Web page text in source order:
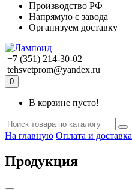
Производство РФ
Напрямую с завода
Организуем доставку
+7 (351) 214-30-02
tehsvetprom@yandex.ru
0
В корзине пусто!
На главную Оплата и доставка
Продукция